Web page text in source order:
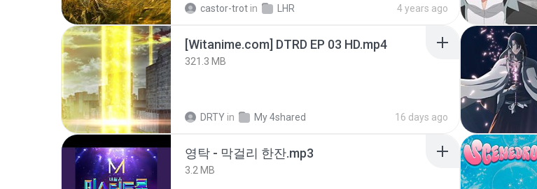
castor-trot in LHR 4 years ago
[Witanime.com] DTRD EP 03 HD.mp4
321.3 MB
DRTY in My 4shared 16 days ago
영탁 - 막걸리 한잔.mp3
3.2 MB